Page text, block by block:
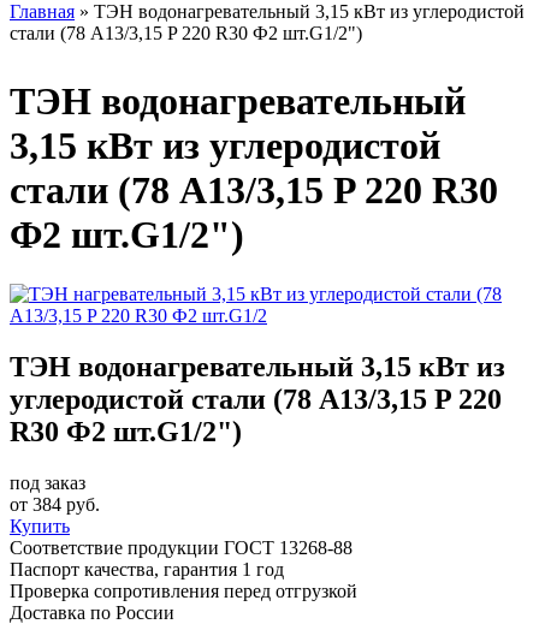
Вы здесь
Главная » ТЭН водонагревательный 3,15 кВт из углеродистой
стали (78 А13/3,15 P 220 R30 Ф2 шт.G1/2")
ТЭН водонагревательный
3,15 кВт из углеродистой
стали (78 А13/3,15 P 220 R30
Ф2 шт.G1/2")
ТЭН водонагревательный 3,15 кВт из
углеродистой стали (78 А13/3,15 P 220
R30 Ф2 шт.G1/2")
под заказ
от 384 руб.
Купить
Соответствие продукции ГОСТ 13268-88
Паспорт качества, гарантия 1 год
Проверка сопротивления перед отгрузкой
Доставка по России